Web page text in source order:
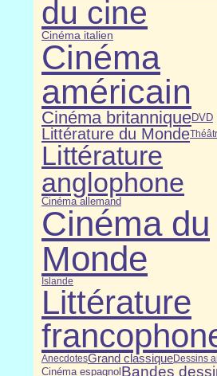
du cine
Cinéma italien
Cinéma
américain
Cinéma britanniqueDVD
Littérature du Monde
Littérature
anglophone
Cinéma allemand
Cinéma du
Monde
Islande
Littérature
AnecdotesGrand classiqueDessins
Cinéma espagnol Bandes